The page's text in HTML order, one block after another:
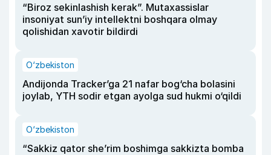
“Biroz sekinlashish kerak”. Mutaxassislar
insoniyat sun’iy intellektni boshqara olmay
qolishidan xavotir bildirdi
O‘zbekiston
Andijonda Tracker’ga 21 nafar bog‘cha bolasini
joylab, YTH sodir etgan ayolga sud hukmi o‘qildi
O‘zbekiston
“Sakkiz qator she’rim boshimga sakkizta bomba